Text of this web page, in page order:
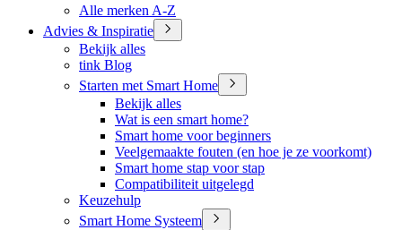
Alle merken A-Z
Advies & Inspiratie
Bekijk alles
tink Blog
Starten met Smart Home
Bekijk alles
Wat is een smart home?
Smart home voor beginners
Veelgemaakte fouten (en hoe je ze voorkomt)
Smart home stap voor stap
Compatibiliteit uitgelegd
Keuzehulp
Smart Home Systeem